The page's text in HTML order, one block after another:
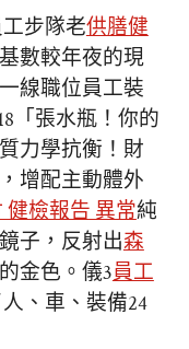
步隊老供膳健
數較年夜的現
線職位員工裝
「張水瓶！你的
力學抗衡！財
增配主動體外
健檢報告 異常純
子，反射出森
金色。儀3員工
、車、裝備24